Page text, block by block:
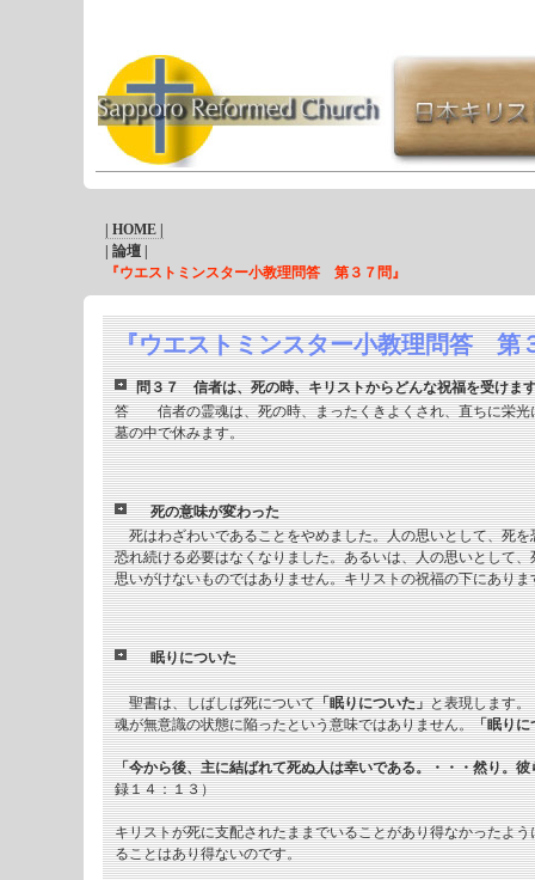
| HOME |
| 論壇 |
『ウエストミンスター小教理問答 第３７問』
『ウエストミンスター小教理問答 第
問３７ 信者は、死の時、キリストからどんな祝福を受けま
答 信者の霊魂は、死の時、まったくきよくされ、直ちに栄光
墓の中で休みます。
死の意味が変わった
死はわざわいであることをやめました。人の思いとして、死を
恐れ続ける必要はなくなりました。あるいは、人の思いとして
思いがけないものではありません。キリストの祝福の下にありま
眠りについた
聖書は、しばしば死について「眠りについた」と表現します。
魂が無意識の状態に陥ったという意味ではありません。「眠りに
「今から後、主に結ばれて死ぬ人は幸いである。・・・然り。
録１４：１３）
キリストが死に支配されたままでいることがあり得なかったよ
ることはあり得ないのです。